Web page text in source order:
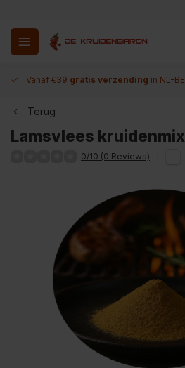
Vanaf €39 gratis verzending in NL-BE
Terug
Lamsvlees kruidenmix
0/10 (0 Reviews)